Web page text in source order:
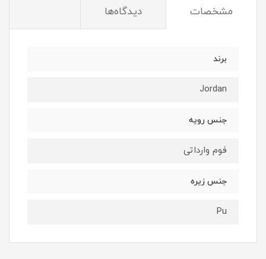
مشخصات دیدگاه‌ها
برند
Jordan
جنس رویه
فوم وارداتی
جنس زیره
Pu